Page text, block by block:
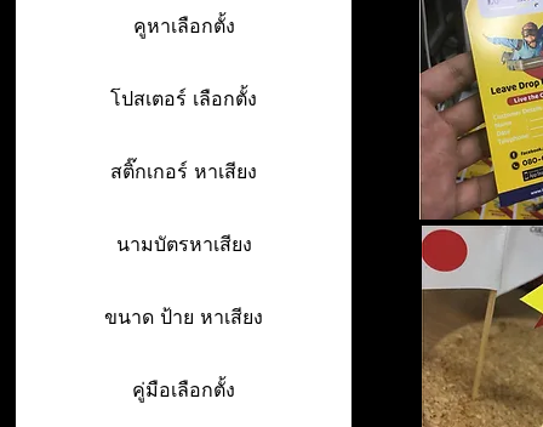
คูหาเลือกตั้ง
โปสเตอร์ เลือกตั้ง
สติ๊กเกอร์ หาเสียง
นามบัตรหาเสียง
ขนาด ป้าย หาเสียง
คู่มือเลือกตั้ง